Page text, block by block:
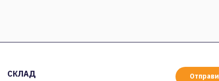
СКЛАД